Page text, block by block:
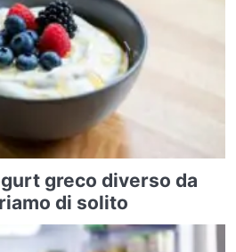
greco diverso da
di solito